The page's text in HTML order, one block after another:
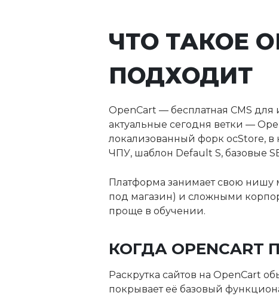
ЧТО ТАКОЕ
ПОДХОДИТ
OpenCart — бесплатная CMS
актуальные сегодня ветки —
локализованный форк ocStore,
ЧПУ, шаблон Default S, базовые
Платформа занимает свою нишу
под магазин) и сложными
проще в обучении.
КОГДА
Раскрутка сайтов на OpenCart
покрывает её базовый